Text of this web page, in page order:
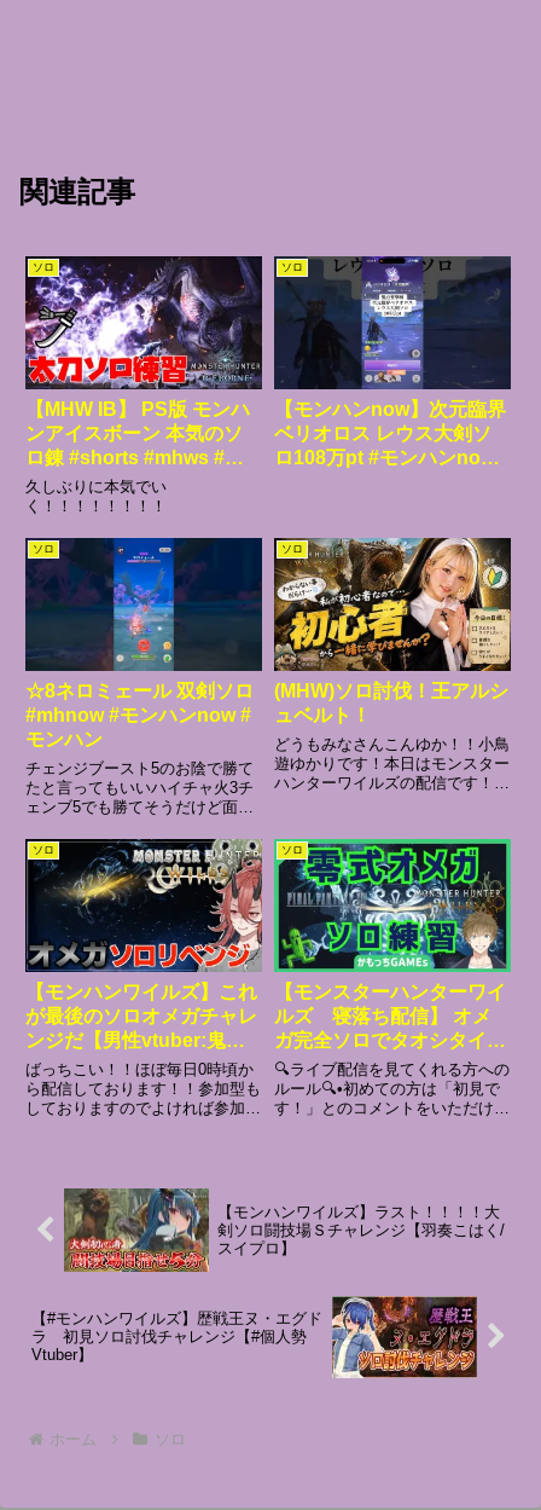
関連記事
ソロ
【MHW IB】 PS版 モンハ
ンアイスボーン 本気のソ
ロ錬 #shorts #mhws #モ
ンハン #太刀
久しぶりに本気でい
く！！！！！！！！
ソロ
【モンハンnow】次元臨界
ベリオロス レウス大剣ソ
ロ108万pt #モンハンnow
ソロ
☆8ネロミェール 双剣ソロ
#mhnow #モンハンnow #
モンハン
チェンジブースト5のお陰で勝て
たと言ってもいいハイチャ火3チ
ェンブ5でも勝てそうだけど面白
ル・ゼナのみ、余裕だな！武器:
双剣リュウノツガイ G10-5 Lv20
鬼人化【獣】会心+30%頭:フロギ
ィ胴:ベニカガチ腕...
ソロ
(MHW)ソロ討伐！王アルシ
ュベルト！
どうもみなさんこんゆか！！小鳥
遊ゆかりです！本日はモンスター
ハンターワイルズの配信です！ぜ
が初見すぎてわからないので色々
教えていただきたいです！気持ち
よく皆さんが楽しめるためにネ
ガ...
ソロ
【モンハンワイルズ】これ
が最後のソロオメガチャレ
ンジだ【男性vtuber:鬼嶋
北燈ｰHokuto】#ゲーム
#mhwilds #vtuber
ばっちこい！！ほぼ毎日0時頃か
ら配信しております！！参加型も
しておりますのでよければ参加し
ださい・タイトルに【参加型】と
書いていない場合は常連さんの
み...
ソロ
【モンスターハンターワイ
ルズ 寝落ち配信】 オメ
ガ完全ソロでタオシタイん
じゃ #6
🔍ライブ配信を見てくれる方への
ルール🔍•初めての方は「初見で
す！」とのコメントをいただける
度な下ネタ、暴言、不快な発...
【モンハンワイルズ】ラスト！！！！大
剣ソロ闘技場Ｓチャレンジ【羽奏こはく/
スイプロ】
【#モンハンワイルズ】歴戦王ヌ・エグド
ラ 初見ソロ討伐チャレンジ【#個人勢
Vtuber】
ホーム ソロ